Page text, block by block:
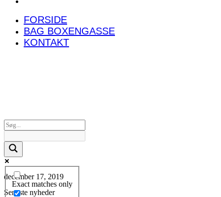
FORSIDE
BAG BOXENGASSE
KONTAKT
Exact matches only
december 17, 2019
Seneste nyheder